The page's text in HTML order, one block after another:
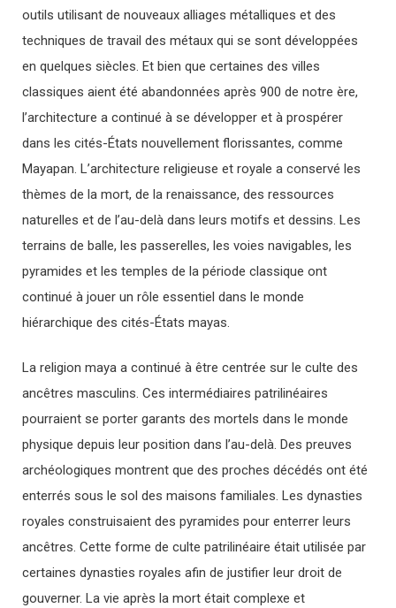
outils utilisant de nouveaux alliages métalliques et des
techniques de travail des métaux qui se sont développées
en quelques siècles. Et bien que certaines des villes
classiques aient été abandonnées après 900 de notre ère,
l’architecture a continué à se développer et à prospérer
dans les cités-États nouvellement florissantes, comme
Mayapan. L’architecture religieuse et royale a conservé les
thèmes de la mort, de la renaissance, des ressources
naturelles et de l’au-delà dans leurs motifs et dessins. Les
terrains de balle, les passerelles, les voies navigables, les
pyramides et les temples de la période classique ont
continué à jouer un rôle essentiel dans le monde
hiérarchique des cités-États mayas.
La religion maya a continué à être centrée sur le culte des
ancêtres masculins. Ces intermédiaires patrilinéaires
pourraient se porter garants des mortels dans le monde
physique depuis leur position dans l’au-delà. Des preuves
archéologiques montrent que des proches décédés ont été
enterrés sous le sol des maisons familiales. Les dynasties
royales construisaient des pyramides pour enterrer leurs
ancêtres. Cette forme de culte patrilinéaire était utilisée par
certaines dynasties royales afin de justifier leur droit de
gouverner. La vie après la mort était complexe et